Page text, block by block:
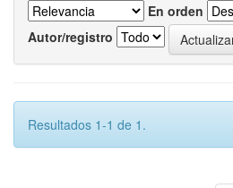
En orden
Autor/registro
Resultados 1-1 de 1.